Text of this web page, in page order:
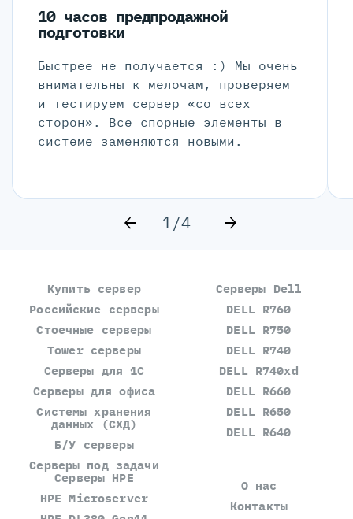
10 часов предпродажной
подготовки
Быстрее не получается :) Мы очень
внимательны к мелочам, проверяем
и тестируем сервер «со всех
сторон». Все спорные элементы в
системе заменяются новыми.
1/4
Купить сервер
Российские серверы
Стоечные серверы
Tower серверы
Серверы для 1С
Серверы для офиса
Системы хранения
данных (СХД)
Б/У серверы
Серверы под задачи
Серверы Dell
DELL R760
DELL R750
DELL R740
DELL R740xd
DELL R660
DELL R650
DELL R640
Серверы HPE
HPE Microserver
О нас
Контакты